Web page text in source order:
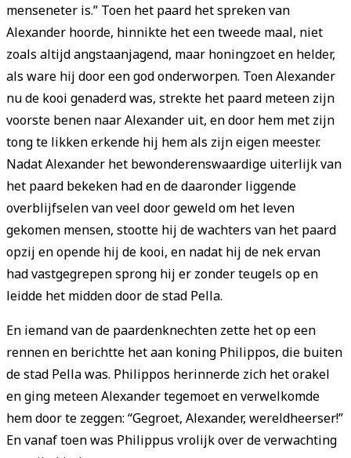
menseneter is.” Toen het paard het spreken van
Alexander hoorde, hinnikte het een tweede maal, niet
zoals altijd angstaanjagend, maar honingzoet en helder,
als ware hij door een god onderworpen. Toen Alexander
nu de kooi genaderd was, strekte het paard meteen zijn
voorste benen naar Alexander uit, en door hem met zijn
tong te likken erkende hij hem als zijn eigen meester.
Nadat Alexander het bewonderenswaardige uiterlijk van
het paard bekeken had en de daaronder liggende
overblijfselen van veel door geweld om het leven
gekomen mensen, stootte hij de wachters van het paard
opzij en opende hij de kooi, en nadat hij de nek ervan
had vastgegrepen sprong hij er zonder teugels op en
leidde het midden door de stad Pella.
En iemand van de paardenknechten zette het op een
rennen en berichtte het aan koning Philippos, die buiten
de stad Pella was. Philippos herinnerde zich het orakel
en ging meteen Alexander tegemoet en verwelkomde
hem door te zeggen: “Gegroet, Alexander, wereldheerser!”
En vanaf toen was Philippus vrolijk over de verwachting